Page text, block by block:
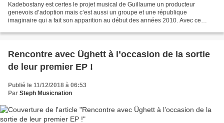
Kadebostany est certes le projet musical de Guillaume un producteur
genevois d’adoption mais c’est aussi un groupe et une république
imaginaire qui a fait son apparition au début des années 2010. Avec ce
Rencontre avec Üghett à l’occasion de la sortie
de leur premier EP !
Publié le 11/12/2018 à 06:53
Par Steph Musicnation